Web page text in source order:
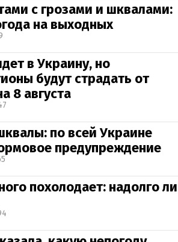
с грозами и шквалами:
на выходных
в Украину, но
будут страдать от
8 августа
по всей Украине
предупреждение
похолодает: надолго ли